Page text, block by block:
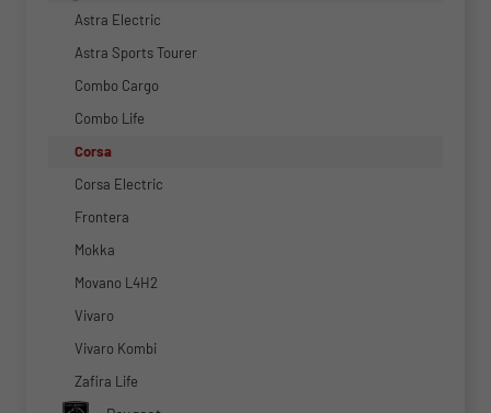
Astra Electric
Astra Sports Tourer
Combo Cargo
Combo Life
Corsa
Corsa Electric
Frontera
Mokka
Movano L4H2
Vivaro
Vivaro Kombi
Zafira Life